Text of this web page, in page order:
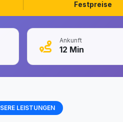
Festpreise
Ankunft
12 Min
LEISTUNGEN